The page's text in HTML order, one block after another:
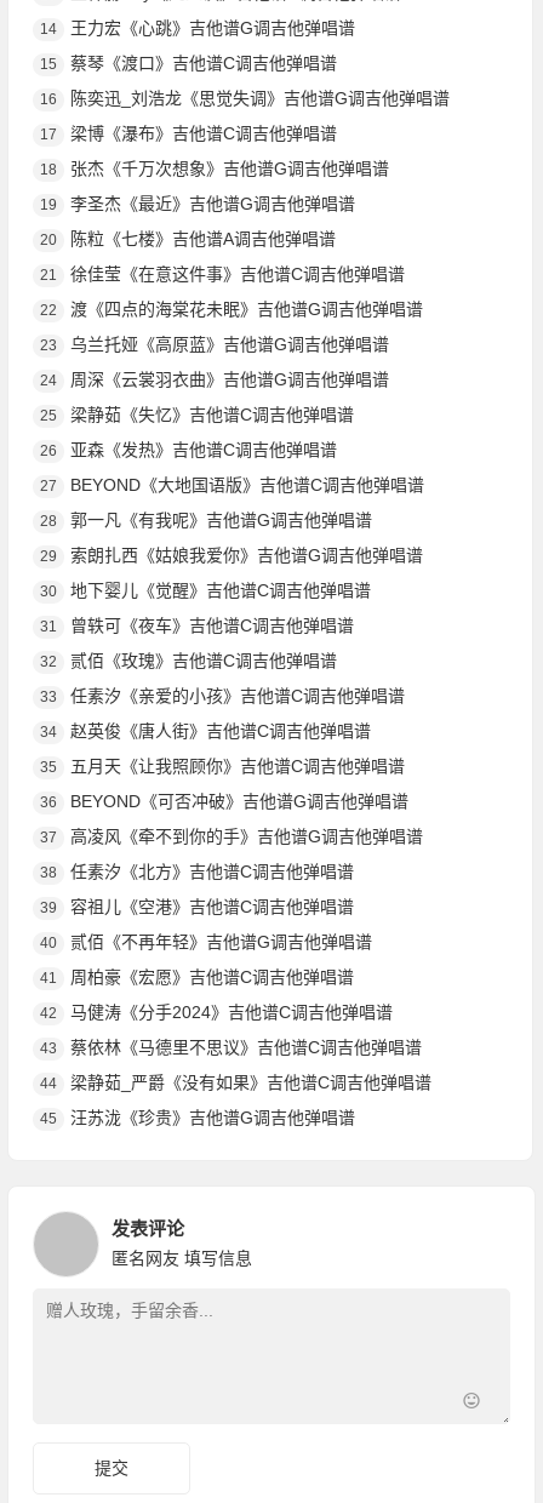
14 王力宏《心跳》吉他谱G调吉他弹唱谱
15 蔡琴《渡口》吉他谱C调吉他弹唱谱
16 陈奕迅_刘浩龙《思觉失调》吉他谱G调吉他弹唱谱
17 梁博《瀑布》吉他谱C调吉他弹唱谱
18 张杰《千万次想象》吉他谱G调吉他弹唱谱
19 李圣杰《最近》吉他谱G调吉他弹唱谱
20 陈粒《七楼》吉他谱A调吉他弹唱谱
21 徐佳莹《在意这件事》吉他谱C调吉他弹唱谱
22 渡《四点的海棠花未眠》吉他谱G调吉他弹唱谱
23 乌兰托娅《高原蓝》吉他谱G调吉他弹唱谱
24 周深《云裳羽衣曲》吉他谱G调吉他弹唱谱
25 梁静茹《失忆》吉他谱C调吉他弹唱谱
26 亚森《发热》吉他谱C调吉他弹唱谱
27 BEYOND《大地国语版》吉他谱C调吉他弹唱谱
28 郭一凡《有我呢》吉他谱G调吉他弹唱谱
29 索朗扎西《姑娘我爱你》吉他谱G调吉他弹唱谱
30 地下婴儿《觉醒》吉他谱C调吉他弹唱谱
31 曾轶可《夜车》吉他谱C调吉他弹唱谱
32 贰佰《玫瑰》吉他谱C调吉他弹唱谱
33 任素汐《亲爱的小孩》吉他谱C调吉他弹唱谱
34 赵英俊《唐人街》吉他谱C调吉他弹唱谱
35 五月天《让我照顾你》吉他谱C调吉他弹唱谱
36 BEYOND《可否冲破》吉他谱G调吉他弹唱谱
37 高凌风《牵不到你的手》吉他谱G调吉他弹唱谱
38 任素汐《北方》吉他谱C调吉他弹唱谱
39 容祖儿《空港》吉他谱C调吉他弹唱谱
40 贰佰《不再年轻》吉他谱G调吉他弹唱谱
41 周柏豪《宏愿》吉他谱C调吉他弹唱谱
42 马健涛《分手2024》吉他谱C调吉他弹唱谱
43 蔡依林《马德里不思议》吉他谱C调吉他弹唱谱
44 梁静茹_严爵《没有如果》吉他谱C调吉他弹唱谱
45 汪苏泷《珍贵》吉他谱G调吉他弹唱谱
发表评论
匿名网友 填写信息